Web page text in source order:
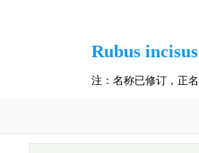
Rubus
注：名称已修订，正名